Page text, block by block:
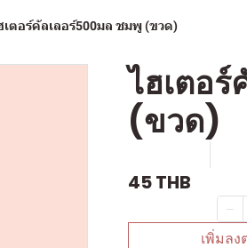
เตอร์คัลเลอร์500มล ชมพู (ขวด)
ไฮเตอ
(ขวด)
45 THB
เพิ่มลง